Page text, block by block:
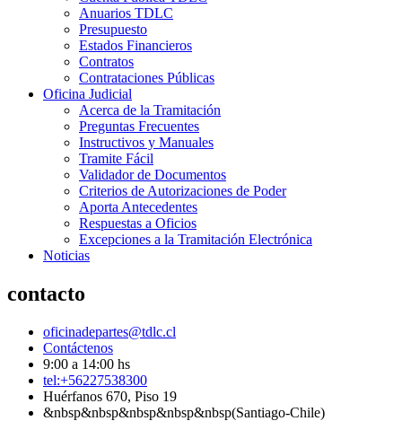
Anuarios TDLC
Presupuesto
Estados Financieros
Contratos
Contrataciones Públicas
Oficina Judicial
Acerca de la Tramitación
Preguntas Frecuentes
Instructivos y Manuales
Tramite Fácil
Validador de Documentos
Criterios de Autorizaciones de Poder
Aporta Antecedentes
Respuestas a Oficios
Excepciones a la Tramitación Electrónica
Noticias
contacto
oficinadepartes@tdlc.cl
Contáctenos
9:00 a 14:00 hs
tel:+56227538300
Huérfanos 670, Piso 19
&nbsp&nbsp&nbsp&nbsp&nbsp(Santiago-Chile)